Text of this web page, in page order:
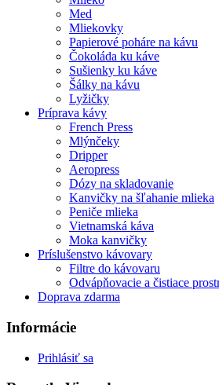
Med
Mliekovky
Papierové poháre na kávu
Čokoláda ku káve
Sušienky ku káve
Šálky na kávu
Lyžičky
Príprava kávy
French Press
Mlýnčeky
Dripper
Aeropress
Dózy na skladovanie
Kanvičky na šľahanie mlieka
Peniče mlieka
Vietnamská káva
Moka kanvičky
Príslušenstvo kávovary
Filtre do kávovaru
Odvápňovacie a čistiace
Doprava zdarma
Informácie
Prihlásiť sa